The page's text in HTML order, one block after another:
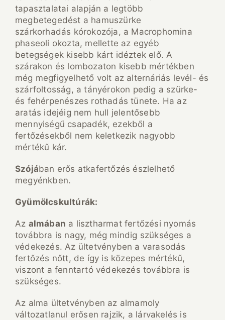
tapasztalatai alapján a legtöbb
megbetegedést a hamuszürke
szárkorhadás kórokozója, a Macrophomina
phaseoli okozta, mellette az egyéb
betegségek kisebb kárt idéztek elő. A
szárakon és lombozaton kisebb mértékben
még megfigyelhető volt az alternáriás levél- és
szárfoltosság, a tányérokon pedig a szürke-
és fehérpenészes rothadás tünete. Ha az
aratás idejéig nem hull jelentősebb
mennyiségű csapadék, ezekből a
fertőzésekből nem keletkezik nagyobb
mértékű kár.
Szójában erős atkafertőzés észlelhető
megyénkben.
Gyümölcskultúrák:
Az almában a lisztharmat fertőzési nyomás
továbbra is nagy, még mindig szükséges a
védekezés. Az ültetvényben a varasodás
fertőzés nőtt, de így is közepes mértékű,
viszont a fenntartó védekezés továbbra is
szükséges.
Az alma ültetvényben az almamoly
változatlanul erősen rajzik, a lárvakelés is